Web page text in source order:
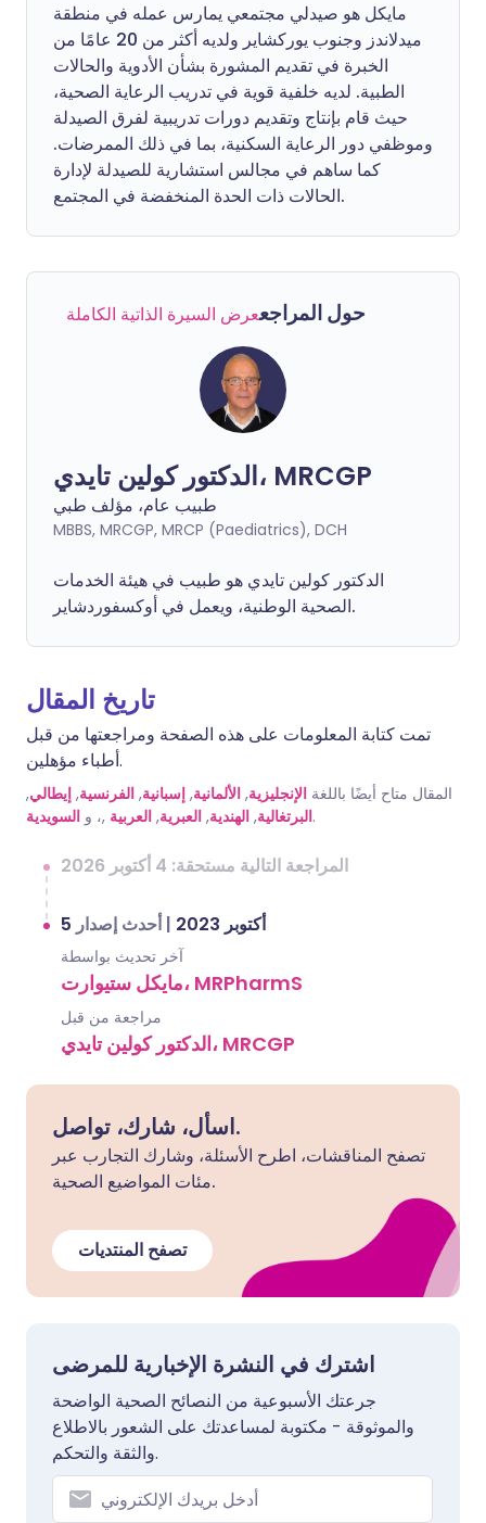
مايكل هو صيدلي مجتمعي يمارس عمله في منطقة
ميدلاندز وجنوب يوركشاير ولديه أكثر من 20 عامًا من
الخبرة في تقديم المشورة بشأن الأدوية والحالات
الطبية. لديه خلفية قوية في تدريب الرعاية الصحية،
حيث قام بإنتاج وتقديم دورات تدريبية لفرق الصيدلة
وموظفي دور الرعاية السكنية، بما في ذلك الممرضات.
كما ساهم في مجالس استشارية للصيدلة لإدارة
الحالات ذات الحدة المنخفضة في المجتمع.
حول المراجععرض السيرة الذاتية الكاملة
الدكتور كولين تايدي، MRCGP
طبيب عام، مؤلف طبي
MBBS, MRCGP, MRCP (Paediatrics), DCH
الدكتور كولين تايدي هو طبيب في هيئة الخدمات
الصحية الوطنية، ويعمل في أوكسفوردشاير.
تاريخ المقال
تمت كتابة المعلومات على هذه الصفحة ومراجعتها من قبل
أطباء مؤهلين.
المقال متاح أيضًا باللغة الإنجليزية, الألمانية, إسبانية, الفرنسية, إيطالي,
البرتغالية, الهندية, العبرية, العربية ,، و السويدية .
المراجعة التالية مستحقة: 4 أكتوبر 2026
5 أكتوبر 2023 |أحدث إصدار
آخر تحديث بواسطة
مايكل ستيوارت، MRPharmS
مراجعة من قبل
الدكتور كولين تايدي، MRCGP
اسأل، شارك، تواصل.
تصفح المناقشات، اطرح الأسئلة، وشارك التجارب عبر
مئات المواضيع الصحية.
تصفح المنتديات
اشترك في النشرة الإخبارية للمرضى
جرعتك الأسبوعية من النصائح الصحية الواضحة
والموثوقة - مكتوبة لمساعدتك على الشعور بالاطلاع
والثقة والتحكم.